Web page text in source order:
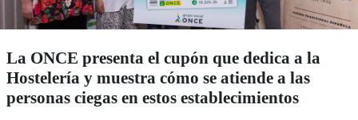
La ONCE presenta el cupón que dedica a la
Hostelería y muestra cómo se atiende a las
personas ciegas en estos establecimientos